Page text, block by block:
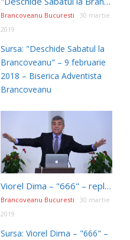
Brancoveanu Bucuresti
30 martie
2019
Sursa: "Deschide Sabatul la
Brancoveanu" – 9 februarie
2018 – Biserica Adventista
Brancoveanu
Viorel Dima – "666" – replică la Codul salvării
Brancoveanu Bucuresti
30 martie
2019
Sursa: Viorel Dima – "666" –